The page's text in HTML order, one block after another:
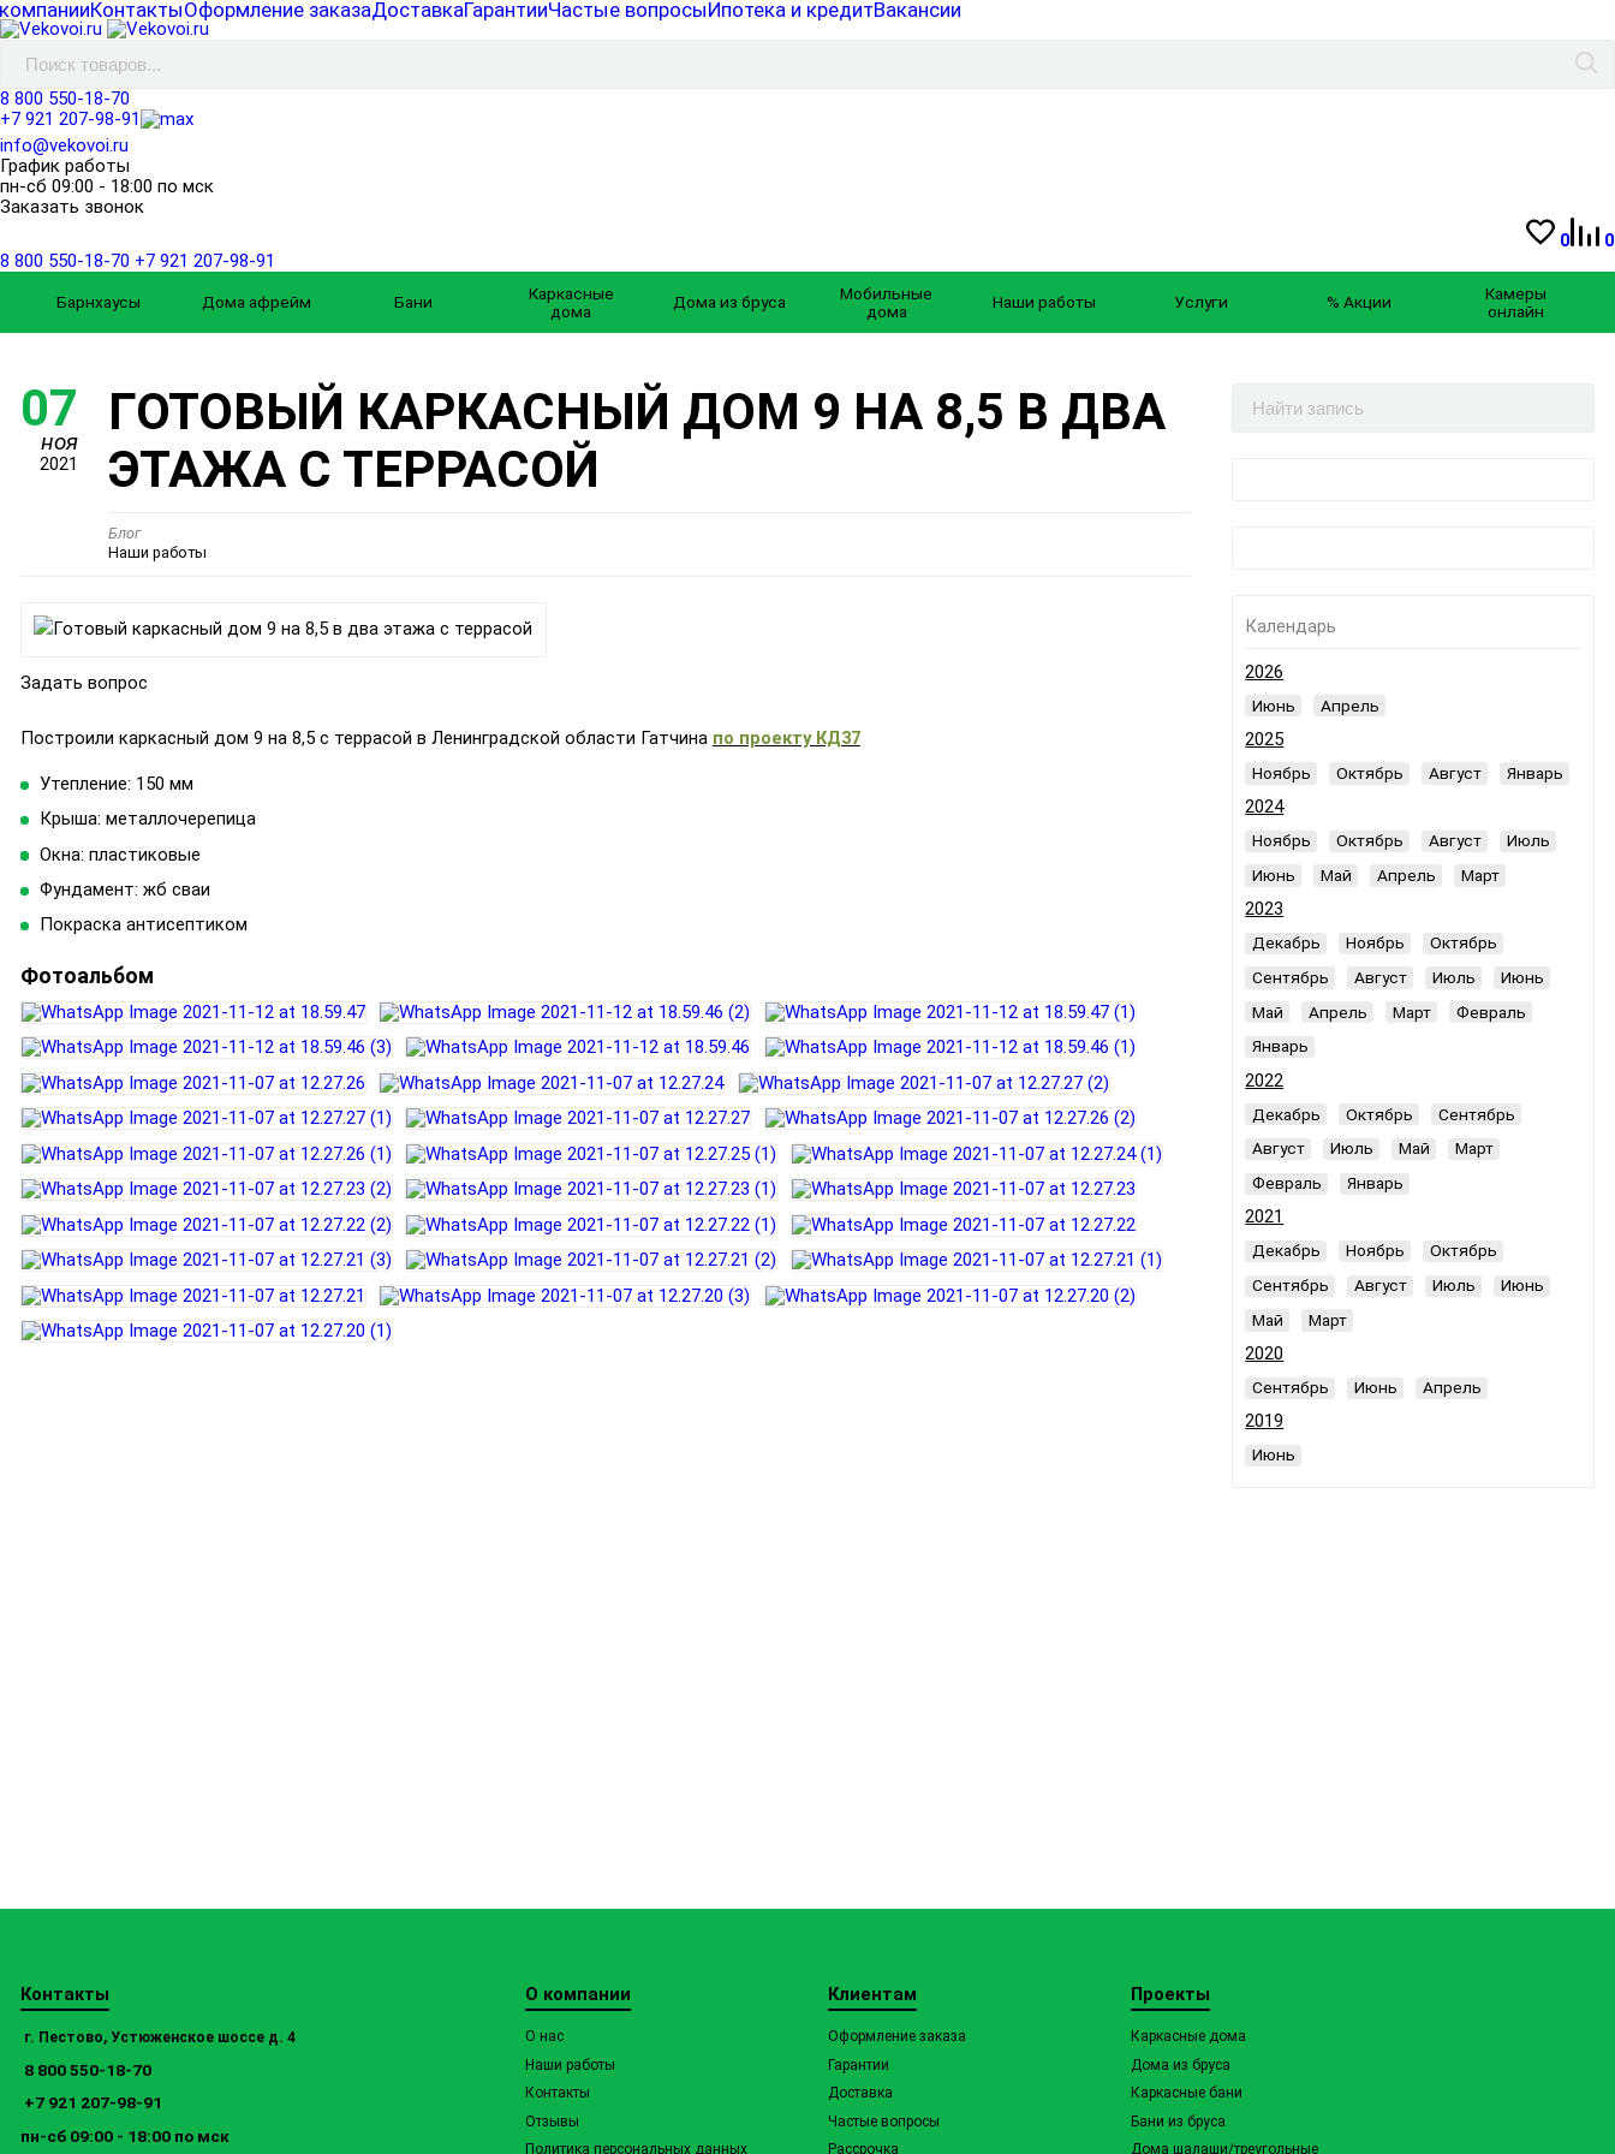
КонтактыОформление заказаДоставкаГарантииЧастые вопросыИпотека и кредитВакансии
8 800 550-18-70
+7 921 207-98-91
info@vekovoi.ru
График работы
пн-сб 09:00 - 18:00 по мск
Заказать звонок
0
0
8 800 550-18-70 +7 921 207-98-91
Барнхаусы Дома афрейм Бани
Каркасные
дома
Дома из бруса
Мобильные
дома
Наши работы Услуги % Акции
Камеры
онлайн
07
ноя
2021
ГОТОВЫЙ КАРКАСНЫЙ ДОМ 9 НА 8,5 В ДВА
ЭТАЖА С ТЕРРАСОЙ
Блог
Наши работы
Задать вопрос
Построили каркасный дом 9 на 8,5 с террасой в Ленинградской области Гатчина по проекту КД37
Утепление: 150 мм
Крыша: металлочерепица
Окна: пластиковые
Фундамент: жб сваи
Покраска антисептиком
Фотоальбом
Календарь
2026
Июнь Апрель
2025
Ноябрь Октябрь Август Январь
2024
Ноябрь Октябрь Август
Июль
Июнь
Май Апрель Март
2023
Декабрь Ноябрь
Октябрь
Сентябрь
Август Июль
Июнь
Май
Апрель Март
Февраль
Январь
2022
Декабрь Октябрь
Сентябрь
Август
Июль Май
Март
Февраль
Январь
2021
Декабрь Ноябрь
Октябрь
Сентябрь
Август Июль
Июнь
Май
Март
2020
Сентябрь Июнь Апрель
2019
Июнь
Контакты
г. Пестово, Устюженское шоссе д. 4
8 800 550-18-70
+7 921 207-98-91
пн-сб 09:00 - 18:00 по мск
О компании
О нас
Наши работы
Контакты
Отзывы
Политика персональных данных
Клиентам
Оформление заказа
Гарантии
Доставка
Частые вопросы
Рассрочка
Проекты
Каркасные дома
Дома из бруса
Каркасные бани
Бани из бруса
Дома шалаши/треугольные